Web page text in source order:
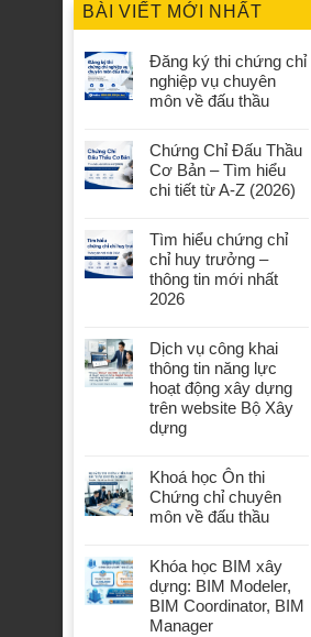
BÀI VIẾT MỚI NHẤT
Đăng ký thi chứng chỉ
nghiệp vụ chuyên
môn về đấu thầu
Chứng Chỉ Đấu Thầu
Cơ Bản – Tìm hiểu
chi tiết từ A-Z (2026)
Tìm hiểu chứng chỉ
chỉ huy trưởng –
thông tin mới nhất
2026
Dịch vụ công khai
thông tin năng lực
hoạt động xây dựng
trên website Bộ Xây
dựng
Khoá học Ôn thi
Chứng chỉ chuyên
môn về đấu thầu
Khóa học BIM xây
dựng: BIM Modeler,
BIM Coordinator, BIM
Manager